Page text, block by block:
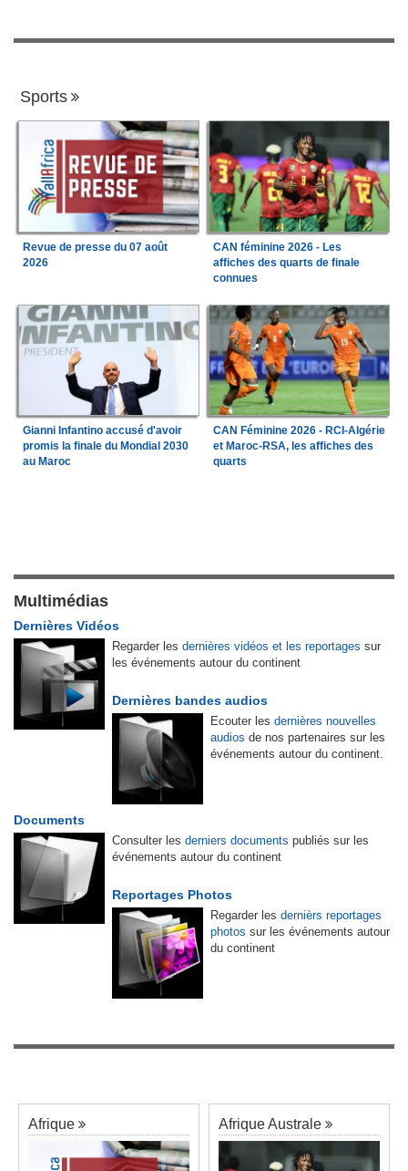
Sports
Revue de presse du 07 août
2026
CAN féminine 2026 - Les
affiches des quarts de finale
connues
Gianni Infantino accusé d'avoir
promis la finale du Mondial 2030
au Maroc
CAN Féminine 2026 - RCI-Algérie
et Maroc-RSA, les affiches des
quarts
Multimédias
Dernières Vidéos
Regarder les dernières vidéos et les reportages sur
les événements autour du continent
Dernières bandes audios
Ecouter les dernières nouvelles
audios de nos partenaires sur les
événements autour du continent.
Documents
Consulter les derniers documents publiés sur les
événements autour du continent
Reportages Photos
Regarder les dernièrs reportages
photos sur les événements autour
du continent
Afrique Afrique Australe